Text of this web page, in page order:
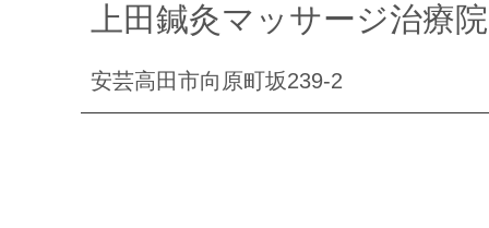
上田鍼灸マッサージ治療院
安芸高田市向原町坂239-2